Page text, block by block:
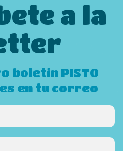
a la
boletín PISTO
en tu correo